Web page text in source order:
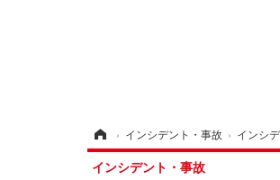
› インシデント・事故 › インシ
インシデント・事故